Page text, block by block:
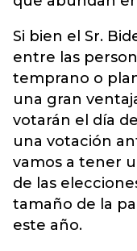
Si bien el Sr.
entre las
temprano o
una gran
votarán el día
una votación
vamos a tener
de las
tamaño de la
este año.